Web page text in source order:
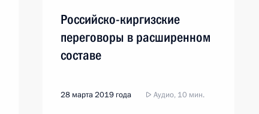
Российско-киргизские
переговоры в расширенном
составе
28 марта 2019 года Аудио, 10 мин.